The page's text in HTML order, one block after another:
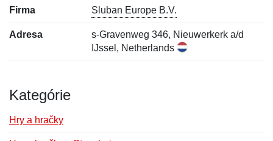
Firma Sluban Europe B.V.
Adresa
s-Gravenweg 346, Nieuwerkerk a/d
IJssel, Netherlands
Kategórie
Hry a hračky